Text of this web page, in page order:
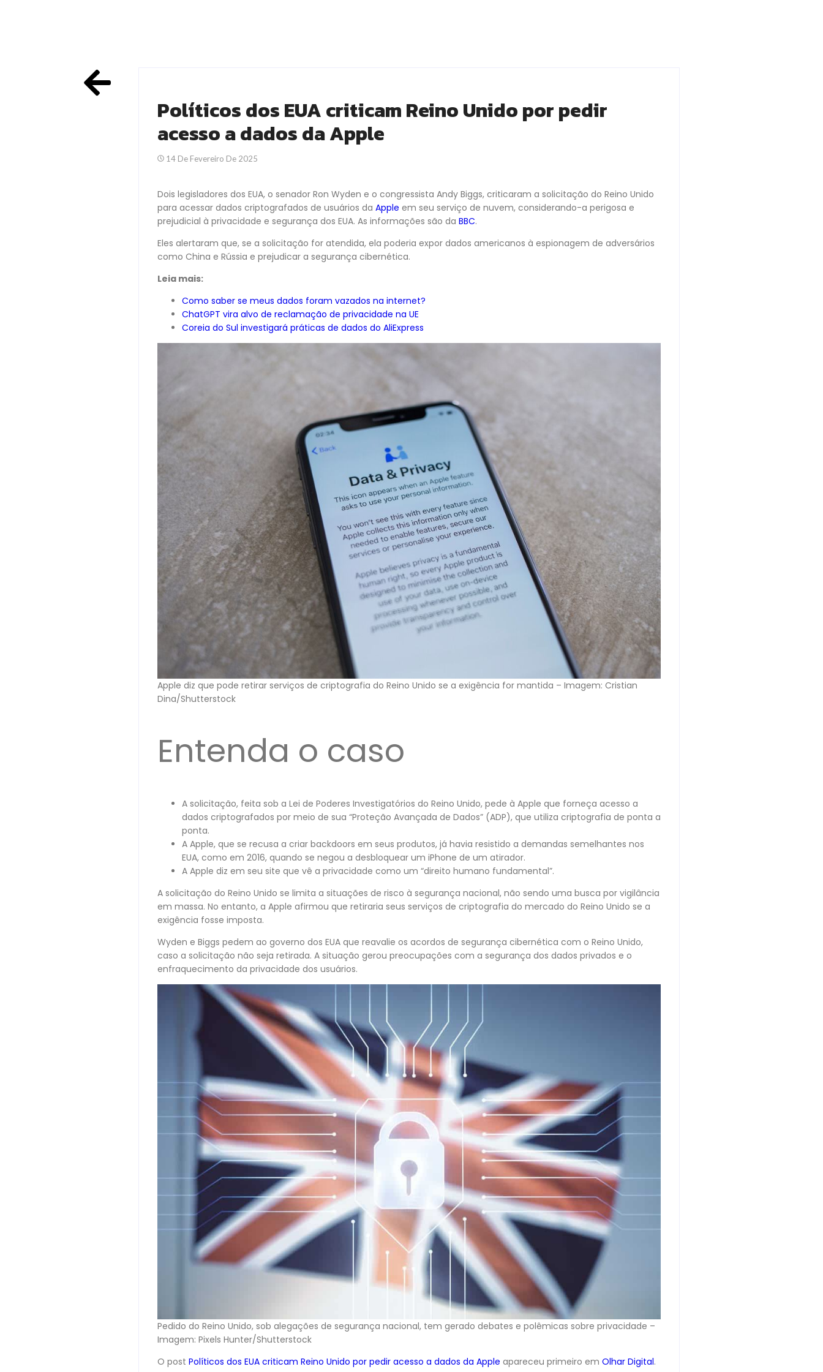
Políticos dos EUA criticam Reino Unido por pedir
acesso a dados da Apple
14 De Fevereiro De 2025
Dois legisladores dos EUA, o senador Ron Wyden e o congressista Andy Biggs, criticaram a solicitação do Reino Unido
para acessar dados criptografados de usuários da Apple em seu serviço de nuvem, considerando-a perigosa e
prejudicial à privacidade e segurança dos EUA. As informações são da BBC.
Eles alertaram que, se a solicitação for atendida, ela poderia expor dados americanos à espionagem de adversários
como China e Rússia e prejudicar a segurança cibernética.
Leia mais:
Como saber se meus dados foram vazados na internet?
ChatGPT vira alvo de reclamação de privacidade na UE
Coreia do Sul investigará práticas de dados do AliExpress
Apple diz que pode retirar serviços de criptografia do Reino Unido se a exigência for mantida – Imagem: Cristian
Dina/Shutterstock
Entenda o caso
A solicitação, feita sob a Lei de Poderes Investigatórios do Reino Unido, pede à Apple que forneça acesso a
dados criptografados por meio de sua “Proteção Avançada de Dados” (ADP), que utiliza criptografia de ponta a
ponta.
A Apple, que se recusa a criar backdoors em seus produtos, já havia resistido a demandas semelhantes nos
EUA, como em 2016, quando se negou a desbloquear um iPhone de um atirador.
A Apple diz em seu site que vê a privacidade como um “direito humano fundamental”.
A solicitação do Reino Unido se limita a situações de risco à segurança nacional, não sendo uma busca por vigilância
em massa. No entanto, a Apple afirmou que retiraria seus serviços de criptografia do mercado do Reino Unido se a
exigência fosse imposta.
Wyden e Biggs pedem ao governo dos EUA que reavalie os acordos de segurança cibernética com o Reino Unido,
caso a solicitação não seja retirada. A situação gerou preocupações com a segurança dos dados privados e o
enfraquecimento da privacidade dos usuários.
Pedido do Reino Unido, sob alegações de segurança nacional, tem gerado debates e polêmicas sobre privacidade –
Imagem: Pixels Hunter/Shutterstock
O post Políticos dos EUA criticam Reino Unido por pedir acesso a dados da Apple apareceu primeiro em Olhar Digital.